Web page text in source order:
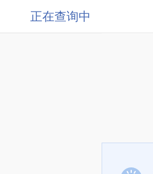
正在查询中